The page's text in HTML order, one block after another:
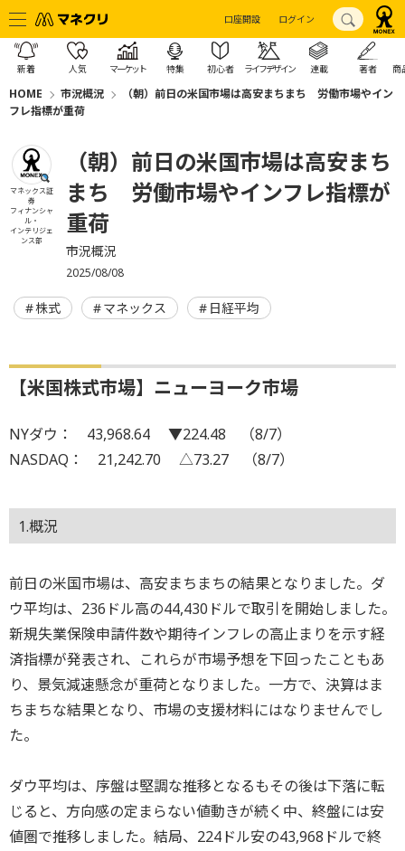
口座開設 ログイン
新着 人気 マーケット 特集 初心者 ライフデザイン 連載 著者 商
HOME 市況概況
（朝）前日の米国市場は高安まちまち 労働市場やイン
フレ指標が重荷
マネックス証
券
フィナンシャ
ル・
インテリジェ
ンス部
（朝）前日の米国市場は高安まち
まち 労働市場やインフレ指標が
重荷
市況概況
2025/08/08
株式 マネックス 日経平均
【米国株式市場】ニューヨーク市場
NYダウ： 43,968.64 ▼224.48 （8/7）
NASDAQ： 21,242.70 △73.27 （8/7）
1.概況
前日の米国市場は、高安まちまちの結果となりました。ダ
ウ平均は、236ドル高の44,430ドルで取引を開始しました。
新規失業保険申請件数や期待インフレの高止まりを示す経
済指標が発表され、これらが市場予想を下回ったこともあ
り、景気減速懸念が重荷となりました。一方で、決算はま
ちまちな結果となり、市場の支援材料にはなりませんでし
た。
ダウ平均は、序盤は堅調な推移となるもその後は下落に転
じると、方向感の定まらない値動きが続く中、終盤には安
値圏で推移しました。結局、224ドル安の43,968ドルで終